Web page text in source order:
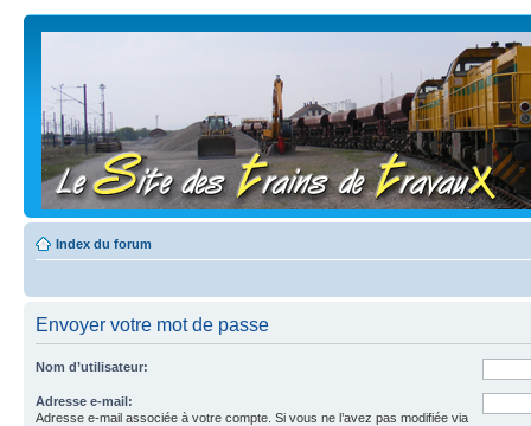
Index du forum
Envoyer votre mot de passe
Nom d’utilisateur:
Adresse e-mail:
Adresse e-mail associée à votre compte. Si vous ne l’avez pas modifiée via